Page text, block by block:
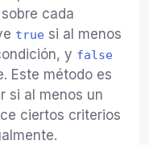
cada
true si al menos
y false
Este método es
si al menos un
ciertos criterios